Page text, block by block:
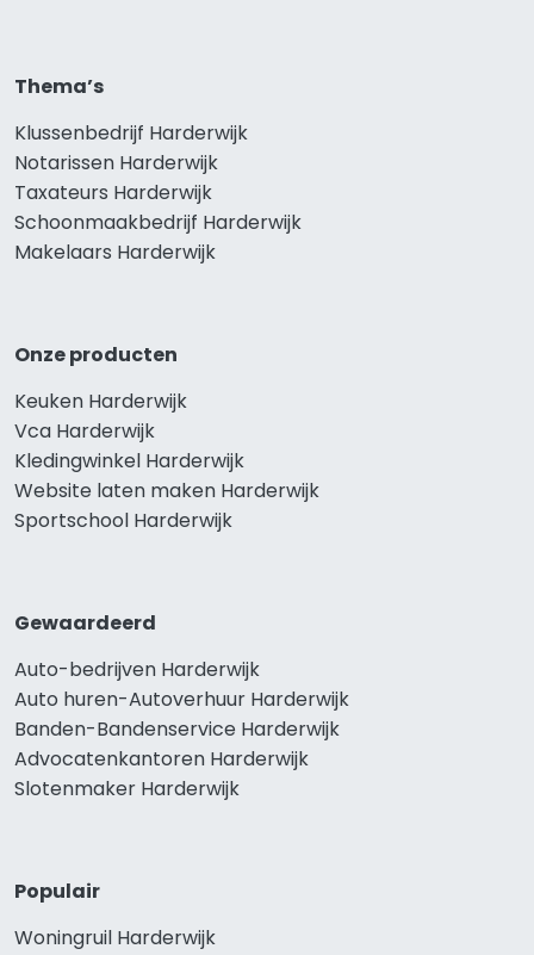
Thema’s
Klussenbedrijf Harderwijk
Notarissen Harderwijk
Taxateurs Harderwijk
Schoonmaakbedrijf Harderwijk
Makelaars Harderwijk
Onze producten
Keuken Harderwijk
Vca Harderwijk
Kledingwinkel Harderwijk
Website laten maken Harderwijk
Sportschool Harderwijk
Gewaardeerd
Auto-bedrijven Harderwijk
Auto huren-Autoverhuur Harderwijk
Banden-Bandenservice Harderwijk
Advocatenkantoren Harderwijk
Slotenmaker Harderwijk
Populair
Woningruil Harderwijk